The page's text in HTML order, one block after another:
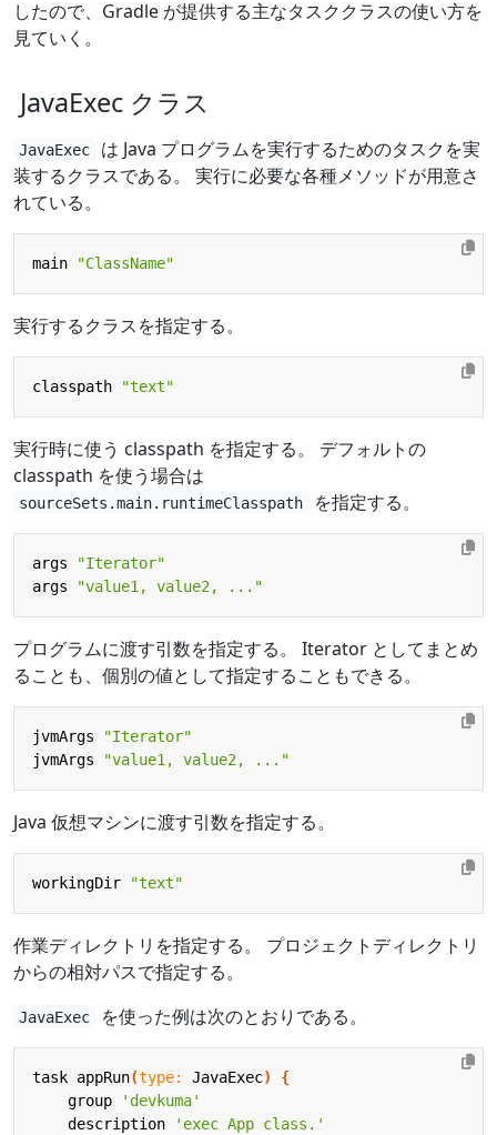
したので、Gradle が提供する主なタスククラスの使い方を
見ていく。
JavaExec クラス
JavaExec
は Java プログラムを実行するためのタスクを実
装するクラスである。 実行に必要な各種メソッドが用意さ
れている。
main "ClassName"
実行するクラスを指定する。
classpath "text"
実行時に使う classpath を指定する。 デフォルトの
classpath を使う場合は
sourceSets.main.runtimeClasspath を指定する。
args
"Iterator"
args
"value1, value2, ..."
プログラムに渡す引数を指定する。 Iterator としてまとめ
ることも、個別の値として指定することもできる。
jvmArgs
"Iterator"
jvmArgs
"value1, value2, ..."
Java 仮想マシンに渡す引数を指定する。
workingDir "text"
作業ディレクトリを指定する。 プロジェクトディレクトリ
からの相対パスで指定する。
JavaExec を使った例は次のとおりである。
task appRun(type: JavaExec)
{
group
'devkuma'
description
'exec App class.'